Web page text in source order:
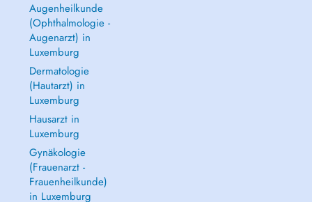
Augenheilkunde
(Ophthalmologie -
Augenarzt) in
Luxemburg
Dermatologie
(Hautarzt) in
Luxemburg
Hausarzt in
Luxemburg
Gynäkologie
(Frauenarzt -
Frauenheilkunde)
in Luxemburg